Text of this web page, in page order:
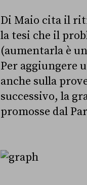
Di Maio cita il
la tesi che il
(aumentarla è
Per aggiungere
anche sulla
successivo, la
promosse dal